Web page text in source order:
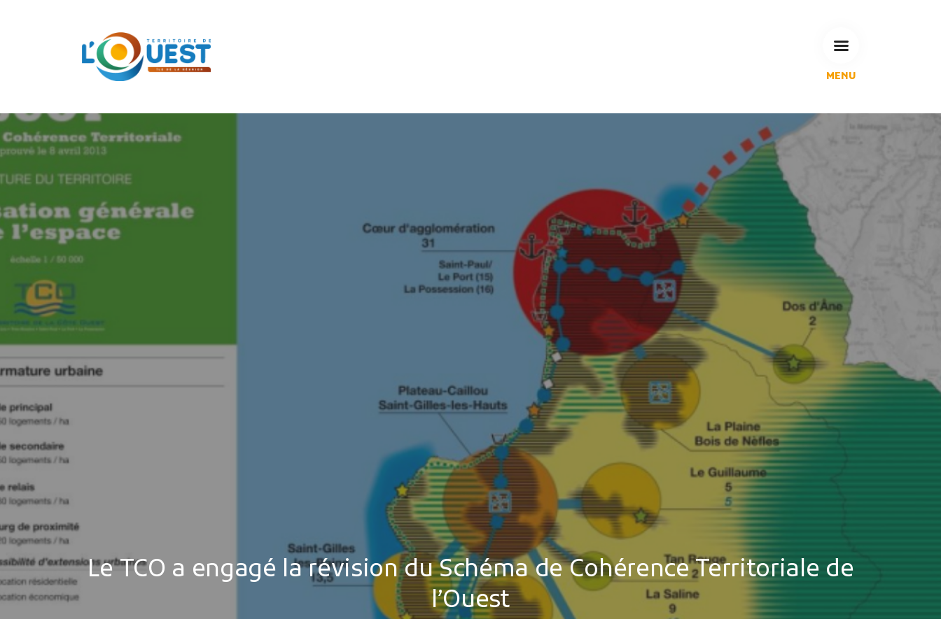
MENU
Espace Habitant
Espace Pro
Espace Pédagogique
RECHERCHE
CALENDRIERS DE COLLECTE
MES DÉMARCHES
Publicité des actes
Marchés publics
Projets financés par l'Europe
Plans d'accès
Le TCO a engagé la révision du Schéma de Cohérence Territoriale de
l’Ouest